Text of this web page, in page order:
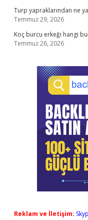
Turp yapraklarından ne
Temmuz 29, 2026
Koç burcu erkeği hangi
Temmuz 26, 2026
Reklam ve İletişim: